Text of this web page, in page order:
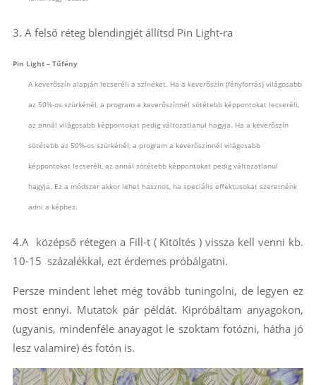
3. A felső réteg blendingjét állítsd Pin Light-ra
Pin Light – Tűfény
A keverőszín alapján lecseréli a színeket. Ha a keverőszín (fényforrás) világosabb
az 50%-os szürkénél, a program a keverőszínnél sötétebb képpontokat lecseréli,
az annál világosabb képpontokat pedig változatlanul hagyja. Ha a keverőszín
sötétebb az 50%-os szürkénél, a program a keverőszínnél világosabb
képpontokat lecseréli, az annál sötétebb képpontokat pedig változatlanul
hagyja. Ez a módszer akkor lehet hasznos, ha speciális effektusokat szeretnénk
adni a képhez.
4.A középső rétegen a Fill-t ( Kitöltés ) vissza kell venni kb.
10-15 százalékkal, ezt érdemes próbálgatni.
Persze mindent lehet még tovább tuningolni, de legyen ez
most ennyi. Mutatok pár példát. Kipróbáltam anyagokon,
(ugyanis, mindenféle anayagot le szoktam fotózni, hátha jó
lesz valamire) és fotón is.